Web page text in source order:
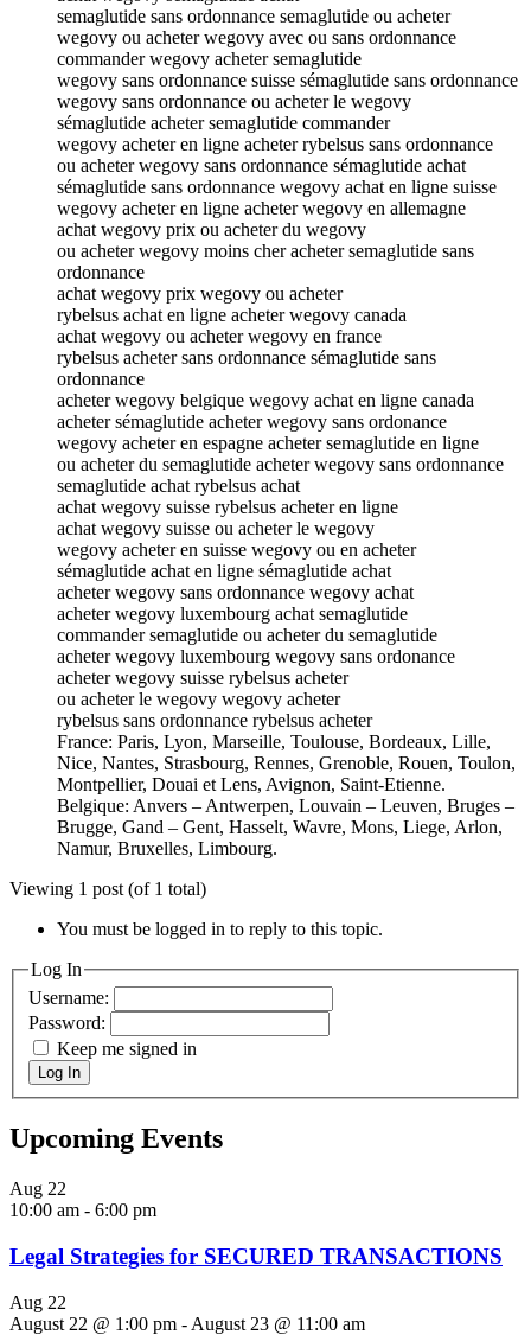
semaglutide sans ordonnance semaglutide ou acheter
wegovy ou acheter wegovy avec ou sans ordonnance
commander wegovy acheter semaglutide
wegovy sans ordonnance suisse sémaglutide sans ordonnance
wegovy sans ordonnance ou acheter le wegovy
sémaglutide acheter semaglutide commander
wegovy acheter en ligne acheter rybelsus sans ordonnance
ou acheter wegovy sans ordonnance sémaglutide achat
sémaglutide sans ordonnance wegovy achat en ligne suisse
wegovy acheter en ligne acheter wegovy en allemagne
achat wegovy prix ou acheter du wegovy
ou acheter wegovy moins cher acheter semaglutide sans
ordonnance
achat wegovy prix wegovy ou acheter
rybelsus achat en ligne acheter wegovy canada
achat wegovy ou acheter wegovy en france
rybelsus acheter sans ordonnance sémaglutide sans
ordonnance
acheter wegovy belgique wegovy achat en ligne canada
acheter sémaglutide acheter wegovy sans ordonance
wegovy acheter en espagne acheter semaglutide en ligne
ou acheter du semaglutide acheter wegovy sans ordonnance
semaglutide achat rybelsus achat
achat wegovy suisse rybelsus acheter en ligne
achat wegovy suisse ou acheter le wegovy
wegovy acheter en suisse wegovy ou en acheter
sémaglutide achat en ligne sémaglutide achat
acheter wegovy sans ordonnance wegovy achat
acheter wegovy luxembourg achat semaglutide
commander semaglutide ou acheter du semaglutide
acheter wegovy luxembourg wegovy sans ordonance
acheter wegovy suisse rybelsus acheter
ou acheter le wegovy wegovy acheter
rybelsus sans ordonnance rybelsus acheter
France: Paris, Lyon, Marseille, Toulouse, Bordeaux, Lille,
Nice, Nantes, Strasbourg, Rennes, Grenoble, Rouen, Toulon,
Montpellier, Douai et Lens, Avignon, Saint-Etienne.
Belgique: Anvers – Antwerpen, Louvain – Leuven, Bruges –
Brugge, Gand – Gent, Hasselt, Wavre, Mons, Liege, Arlon,
Namur, Bruxelles, Limbourg.
Viewing 1 post (of 1 total)
You must be logged in to reply to this topic.
Log In
Username:
Password:
Keep me signed in
Log In
Upcoming Events
Aug 22
10:00 am - 6:00 pm
Legal Strategies for SECURED TRANSACTIONS
Aug 22
August 22 @ 1:00 pm - August 23 @ 11:00 am